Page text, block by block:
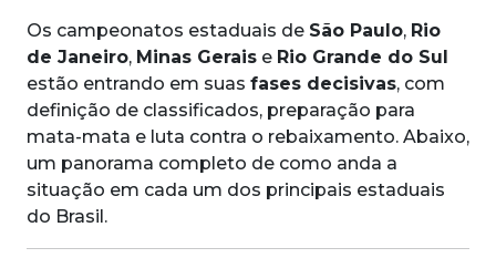
Os campeonatos estaduais de São Paulo, Rio
de Janeiro, Minas Gerais e Rio Grande do Sul
estão entrando em suas fases decisivas, com
definição de classificados, preparação para
mata-mata e luta contra o rebaixamento. Abaixo,
um panorama completo de como anda a
situação em cada um dos principais estaduais
do Brasil.